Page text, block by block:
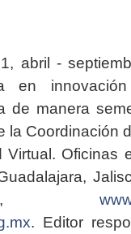
abril -
en
de manera
la Coordinación
Virtual. Oficinas
. Editor